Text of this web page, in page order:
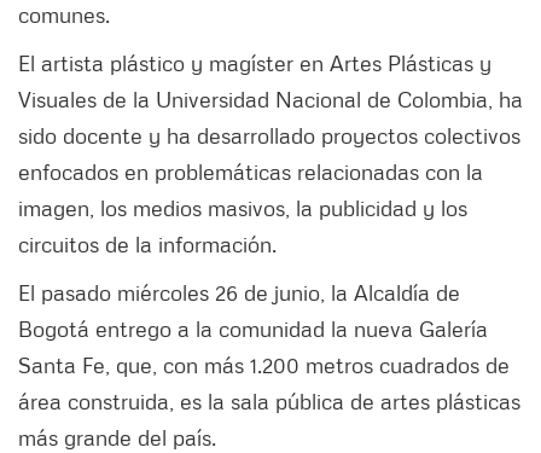
comunes.
El artista plástico y magíster en Artes Plásticas y
Visuales de la Universidad Nacional de Colombia, ha
sido docente y ha desarrollado proyectos colectivos
enfocados en problemáticas relacionadas con la
imagen, los medios masivos, la publicidad y los
circuitos de la información.
El pasado miércoles 26 de junio, la Alcaldía de
Bogotá entrego a la comunidad la nueva Galería
Santa Fe, que, con más 1.200 metros cuadrados de
área construida, es la sala pública de artes plásticas
más grande del país.